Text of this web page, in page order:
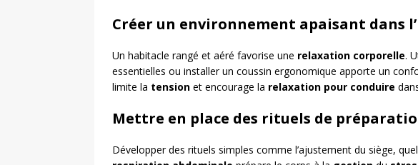
Créer un environnement apaisant dans
Un habitacle rangé et aéré favorise une relaxation corporelle.
essentielles ou installer un coussin ergonomique apporte un
limite la tension et encourage la relaxation pour conduire
Mettre en place des rituels de
Développer des rituels simples comme l’ajustement du siège,